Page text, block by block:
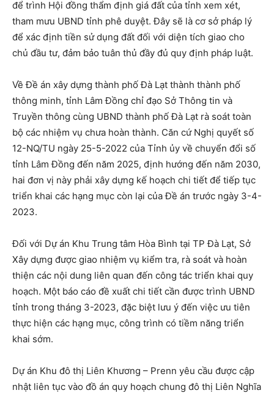
để trình Hội đồng thẩm định giá đất của tỉnh xem xét,
tham mưu UBND tỉnh phê duyệt. Đây sẽ là cơ sở pháp lý
để xác định tiền sử dụng đất đối với diện tích giao cho
chủ đầu tư, đảm bảo tuân thủ đầy đủ quy định pháp luật.
Về Đề án xây dựng thành phố Đà Lạt thành thành phố
thông minh, tỉnh Lâm Đồng chỉ đạo Sở Thông tin và
Truyền thông cùng UBND thành phố Đà Lạt rà soát toàn
bộ các nhiệm vụ chưa hoàn thành. Căn cứ Nghị quyết số
12-NQ/TU ngày 25-5-2022 của Tỉnh ủy về chuyển đổi số
tỉnh Lâm Đồng đến năm 2025, định hướng đến năm 2030,
hai đơn vị này phải xây dựng kế hoạch chi tiết để tiếp tục
triển khai các hạng mục còn lại của Đề án trước ngày 3-4-
2023.
Đối với Dự án Khu Trung tâm Hòa Bình tại TP Đà Lạt, Sở
Xây dựng được giao nhiệm vụ kiểm tra, rà soát và hoàn
thiện các nội dung liên quan đến công tác triển khai quy
hoạch. Một báo cáo đề xuất chi tiết cần được trình UBND
tỉnh trong tháng 3-2023, đặc biệt lưu ý đến việc ưu tiên
thực hiện các hạng mục, công trình có tiềm năng triển
khai sớm.
Dự án Khu đô thị Liên Khương – Prenn yêu cầu được cập
nhật liên tục vào đồ án quy hoạch chung đô thị Liên Nghĩa